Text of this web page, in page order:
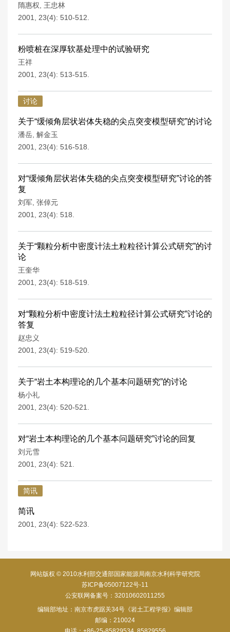
隋惠权
王忠林
2001, 23(4): 510-512.
粉喷桩在深厚软基处理中的试验研究
王祥
2001, 23(4): 513-515.
讨论
关于“缓倾角层状岩体失稳的尖点突变模型研究”的讨论
潘岳 解金玉
2001, 23(4): 516-518.
对“缓倾角层状岩体失稳的尖点突变模型研究”讨论的答
复
刘军 张倬元
2001, 23(4): 518.
关于“颗粒分析中密度计法土粒粒径计算公式研究”的讨
论
王奎华
2001, 23(4): 518-519.
对“颗粒分析中密度计法土粒粒径计算公式研究”讨论的
答复
赵忠义
2001, 23(4): 519-520.
关于“岩土本构理论的几个基本问题研究”的讨论
杨小礼
2001, 23(4): 520-521.
对“岩土本构理论的几个基本问题研究”讨论的回复
刘元雪
2001, 23(4): 521.
简讯
简讯
2001, 23(4): 522-523.
网站版权 © 2010水利部交通部国家能源局南京水利科学研究院
苏ICP备05007122号-11
公安联网备案号：32010602011255
编辑部地址：南京市虎踞关34号《岩土工程学报》编辑部
邮编：210024